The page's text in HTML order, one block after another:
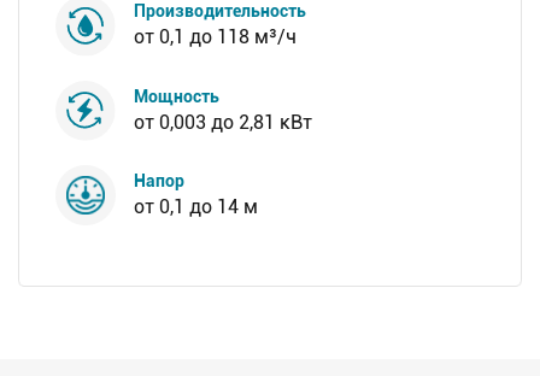
Производительность
от 0,1 до 118 м³/ч
Мощность
от 0,003 до 2,81 кВт
Напор
от 0,1 до 14 м